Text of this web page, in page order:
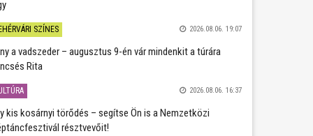
SZÍNES 2026.08.06. 19:07
a vadszeder – augusztus 9-én vár mindenkit a túrára
Rita
2026.08.06. 16:37
kis kosárnyi törődés – segítse Ön is a Nemzetközi
résztvevőit!